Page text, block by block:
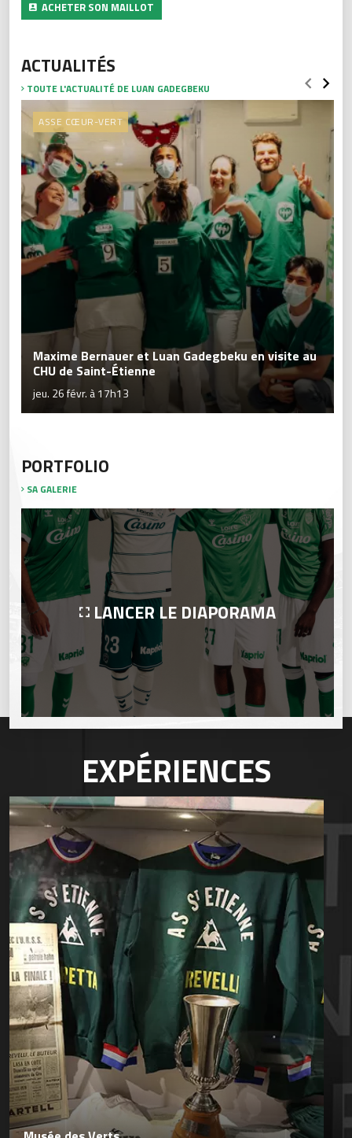
ACHETER SON MAILLOT
ACTUALITÉS
TOUTE L'ACTUALITÉ DE LUAN GADEGBEKU
ASSE CŒUR-VERT
Maxime Bernauer et Luan Gadegbeku en visite au
CHU de Saint-Étienne
jeu. 26 févr. à 17h13
PORTFOLIO
SA GALERIE
LANCER LE DIAPORAMA
EXPÉRIENCES